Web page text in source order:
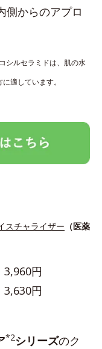
側からのアプロ
シルセラミドは、肌の水
適しています。
スチャライザー （医薬
円
円
*2シリーズのク